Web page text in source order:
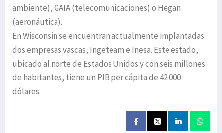
ambiente), GAIA (telecomunicaciones) o Hegan
(aeronáutica).
En Wisconsin se encuentran actualmente implantadas
dos empresas vascas, Ingeteam e Inesa. Este estado,
ubicado al norte de Estados Unidos y con seis millones
de habitantes, tiene un PIB per cápita de 42.000
dólares.